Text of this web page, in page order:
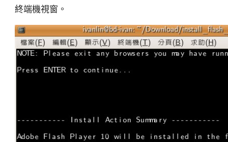
終端機視窗。